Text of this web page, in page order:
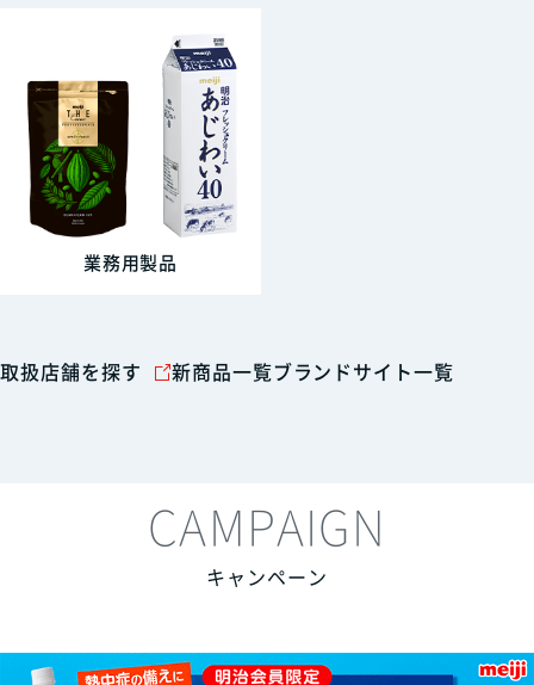
取扱店舗を探す 新商品一覧ブランドサイト一覧
業務用製品
CAMPAIGN
キャンペーン